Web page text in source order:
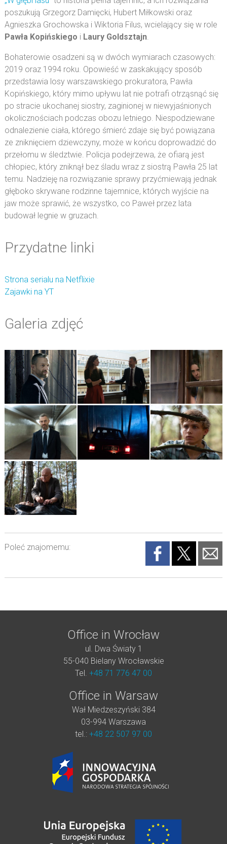
poszukują Grzegorz Damięcki, Hubert Miłkowski oraz
Agnieszka Grochowska i Wiktoria Filus, wcielający się w role
Pawła Kopińskiego i Laury Goldsztajn.
Bohaterowie osadzeni są w dwóch wymiarach czasowych:
2019 oraz 1994 roku. Opowieść w zaskakujący sposób
przedstawia losy warszawskiego prokuratora, Pawła
Kopińskiego, który mimo upływu lat nie potrafi otrząsnąć się
po stracie ukochanej siostry, zaginionej w niewyjaśnionych
okolicznościach podczas obozu letniego. Niespodziewane
odnalezienie ciała, którego śmierć zdaje się być powiązana
ze zniknięciem dziewczyny, może w końcu doprowadzić do
przełomu w śledztwie. Policja podejrzewa, że ofiarą jest
chłopiec, który zniknął bez śladu wraz z siostrą Pawła 25 lat
temu. Nadzieję na rozwiązanie sprawy przyćmiewają jednak
głęboko skrywane rodzinne tajemnice, których wyjście na
jaw może sprawić, że wszystko, co Paweł przez lata
budował legnie w gruzach.
Przydatne linki
Strona serialu na Netflixie
Zajawki na YT
Galeria zdjęć
Poleć znajomemu:
Office in Wrocław
ul. Dwa Światy 1
55-040 Bielany Wrocławskie
Tel. +48 71 776 47 00
Office in Warsaw
Wał Miedzeszyński 384
03-994 Warszawa
tel.: +48 22 507 97 00